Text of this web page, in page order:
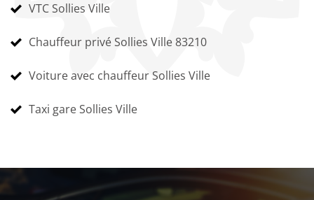
VTC Sollies Ville
Chauffeur privé Sollies Ville 83210
Voiture avec chauffeur Sollies Ville
Taxi gare Sollies Ville